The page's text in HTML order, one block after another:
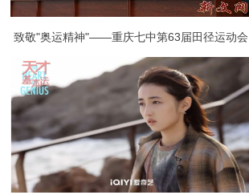
致敬"奥运精神"——重庆七中第63届田径运动会
拉开帷幕!